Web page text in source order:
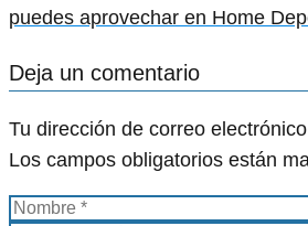
puedes aprovechar en Home
Deja un comentario
Tu dirección de correo
Los campos obligatorios están